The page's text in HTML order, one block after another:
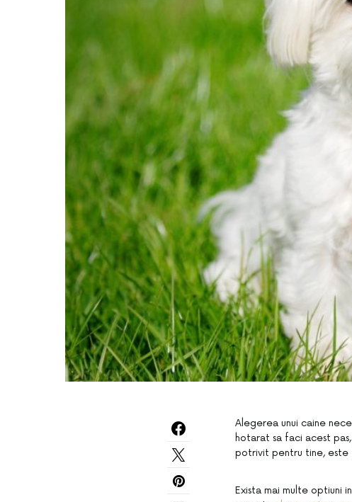
Alegerea unui caine
hotarat sa faci acest
potrivit pentru tine, este
Exista mai multe optiuni